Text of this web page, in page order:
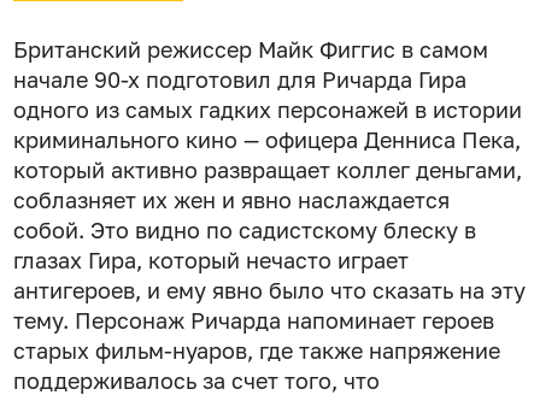
Британский режиссер Майк Фиггис в самом
начале 90-х подготовил для Ричарда Гира
одного из самых гадких персонажей в истории
криминального кино — офицера Денниса Пека,
который активно развращает коллег деньгами,
соблазняет их жен и явно наслаждается
собой. Это видно по садистскому блеску в
глазах Гира, который нечасто играет
антигероев, и ему явно было что сказать на эту
тему. Персонаж Ричарда напоминает героев
старых фильм-нуаров, где также напряжение
поддерживалось за счет того, что